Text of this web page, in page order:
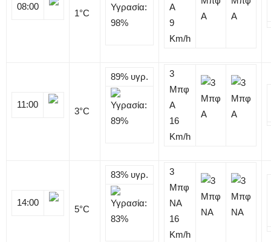
08:00
1°C
Α
9
Km/h
11:00
3°C
89% υγρ.
3
Μπφ
Α
16
Km/h
14:00
5°C
83% υγρ.
3
Μπφ
NA
16
Km/h